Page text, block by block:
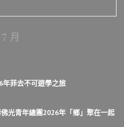
7 月
菲去不可遊學之旅
光青年總團2026年「鄉」聚在一起